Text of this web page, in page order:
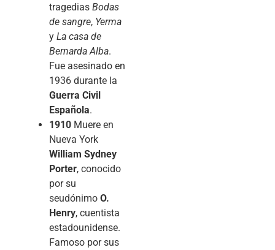
tragedias Bodas
de sangre, Yerma
y La casa de
Bernarda Alba.
Fue asesinado en
1936 durante la
Guerra Civil
Española.
1910 Muere en
Nueva York
William Sydney
Porter, conocido
por su
seudónimo O.
Henry, cuentista
estadounidense.
Famoso por sus